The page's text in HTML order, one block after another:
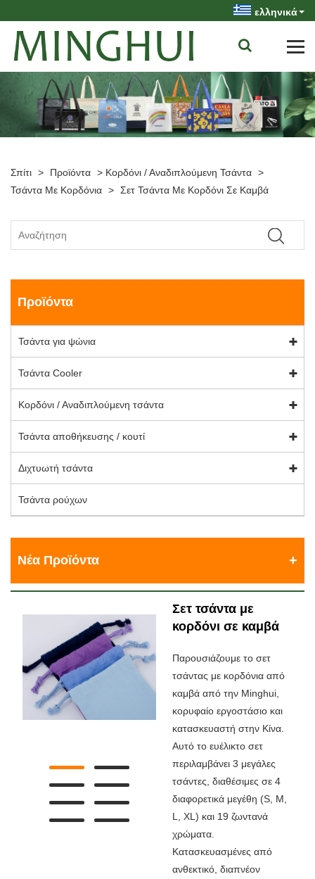
ελληνικά
Σπίτι > Προϊόντα > Κορδόνι / Αναδιπλούμενη Τσάντα >
Τσάντα Με Κορδόνια > Σετ Τσάντα Με Κορδόνι Σε Καμβά
Προϊόντα
Τσάντα για ψώνια
Τσάντα Cooler
Κορδόνι / Αναδιπλούμενη τσάντα
Τσάντα αποθήκευσης / κουτί
Διχτυωτή τσάντα
Τσάντα ρούχων
Νέα Προϊόντα
Σετ τσάντα με
κορδόνι σε καμβά
Παρουσιάζουμε το σετ
τσάντας με κορδόνια από
καμβά από την Minghui,
κορυφαίο εργοστάσιο και
κατασκευαστή στην Κίνα.
Αυτό το ευέλικτο σετ
περιλαμβάνει 3 μεγάλες
τσάντες, διαθέσιμες σε 4
διαφορετικά μεγέθη (S, M,
L, XL) και 19 ζωντανά
χρώματα.
Κατασκευασμένες από
ανθεκτικό, διαπνέον